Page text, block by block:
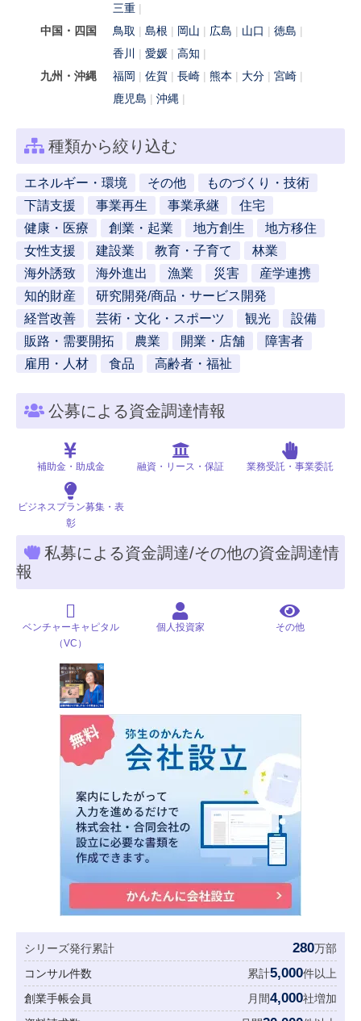
三重
中国・四国
鳥取 島根 岡山 広島 山口
徳島
香川
愛媛
高知
九州・沖縄
福岡 佐賀 長崎 熊本 大分
宮崎
鹿児島
沖縄
種類から絞り込む
エネルギー・環境 その他
ものづくり・技術
下請支援
事業再生 事業承継
住宅
健康・医療
創業・起業 地方創生
地方移住
女性支援
建設業 教育・子育て
林業
海外誘致
海外進出 漁業 災害
産学連携
知的財産
研究開発/商品・サービス開発
経営改善
芸術・文化・スポーツ 観光
設備
販路・需要開拓
農業 開業・店舗
障害者
雇用・人材
食品 高齢者・福祉
公募による資金調達情報
補助金・助成金 融資・リース・保証 業務受託・事業委託
ビジネスプラン募集・表
彰
私募による資金調達/その他の資金調達情
報
ベンチャーキャピタル
（VC）
個人投資家 その他
シリーズ発行累計 280万部
コンサル件数
累計5,000件以上
創業手帳会員
月間4,000社増加